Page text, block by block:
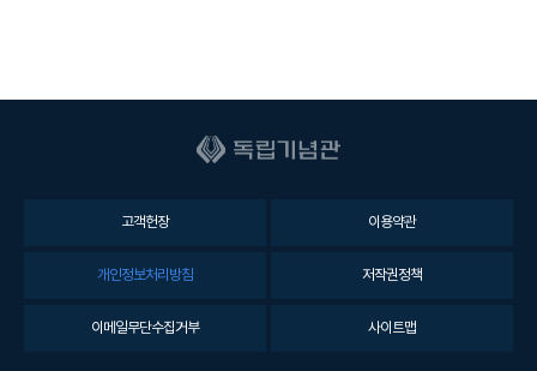
고객헌장 이용약관
개인정보처리방침 저작권정책
이메일무단수집거부 사이트맵